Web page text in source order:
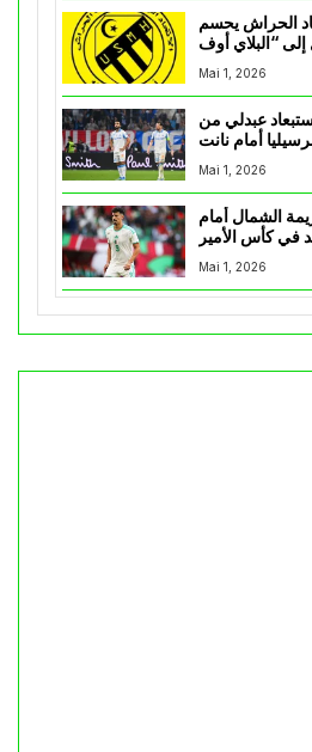
الحراش يحسم
Mai 1, 2026
عبدلي من
أمام نانت
Mai 1, 2026
الشمال أمام
في كأس الأمير
Mai 1, 2026